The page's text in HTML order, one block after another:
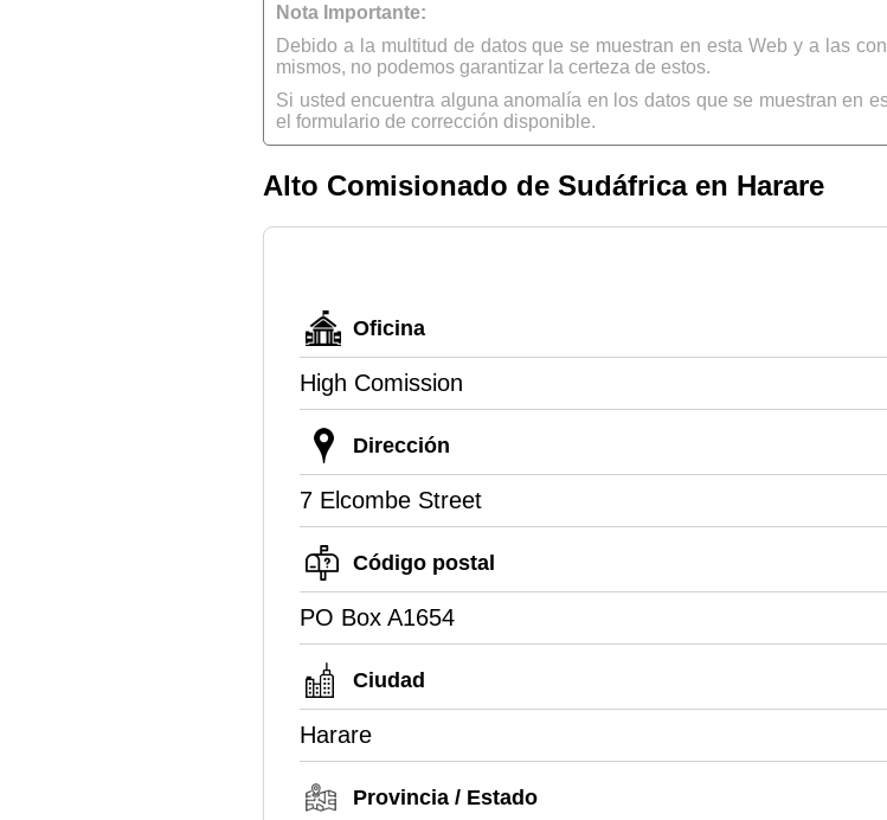
Nota Importante:
Debido a la multitud de datos que se muestran en esta Web y a las
mismos, no podemos garantizar la certeza de estos.
Si usted encuentra alguna anomalía en los datos que se muestran en
el formulario de corrección disponible.
Alto Comisionado de Sudáfrica en Harare
Oficina
High Comission
Dirección
7 Elcombe Street
Código postal
PO Box A1654
Ciudad
Harare
Provincia / Estado